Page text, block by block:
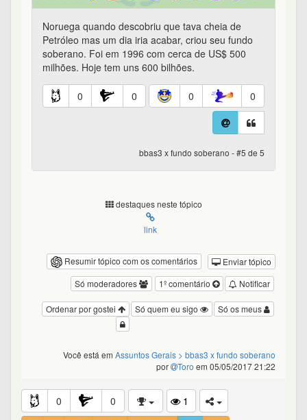
Noruega quando descobriu que tava cheia de
Petróleo mas um dia iria acabar, criou seu fundo
soberano. Foi em 1996 com cerca de US$ 500
milhões. Hoje tem uns 600 bilhões.
0 0 0 0
bbas3 x fundo soberano - #5 de 5
destaques neste tópico
link
Resumir tópico com os comentários
Enviar tópico
Notificar
1º comentário
Só moderadores
Só os meus
Só quem eu sigo
Ordenar por gostei
Você está em Assuntos Gerais > bbas3 x fundo soberano
por
Toro em 05/05/2017 21:22
0 0
1